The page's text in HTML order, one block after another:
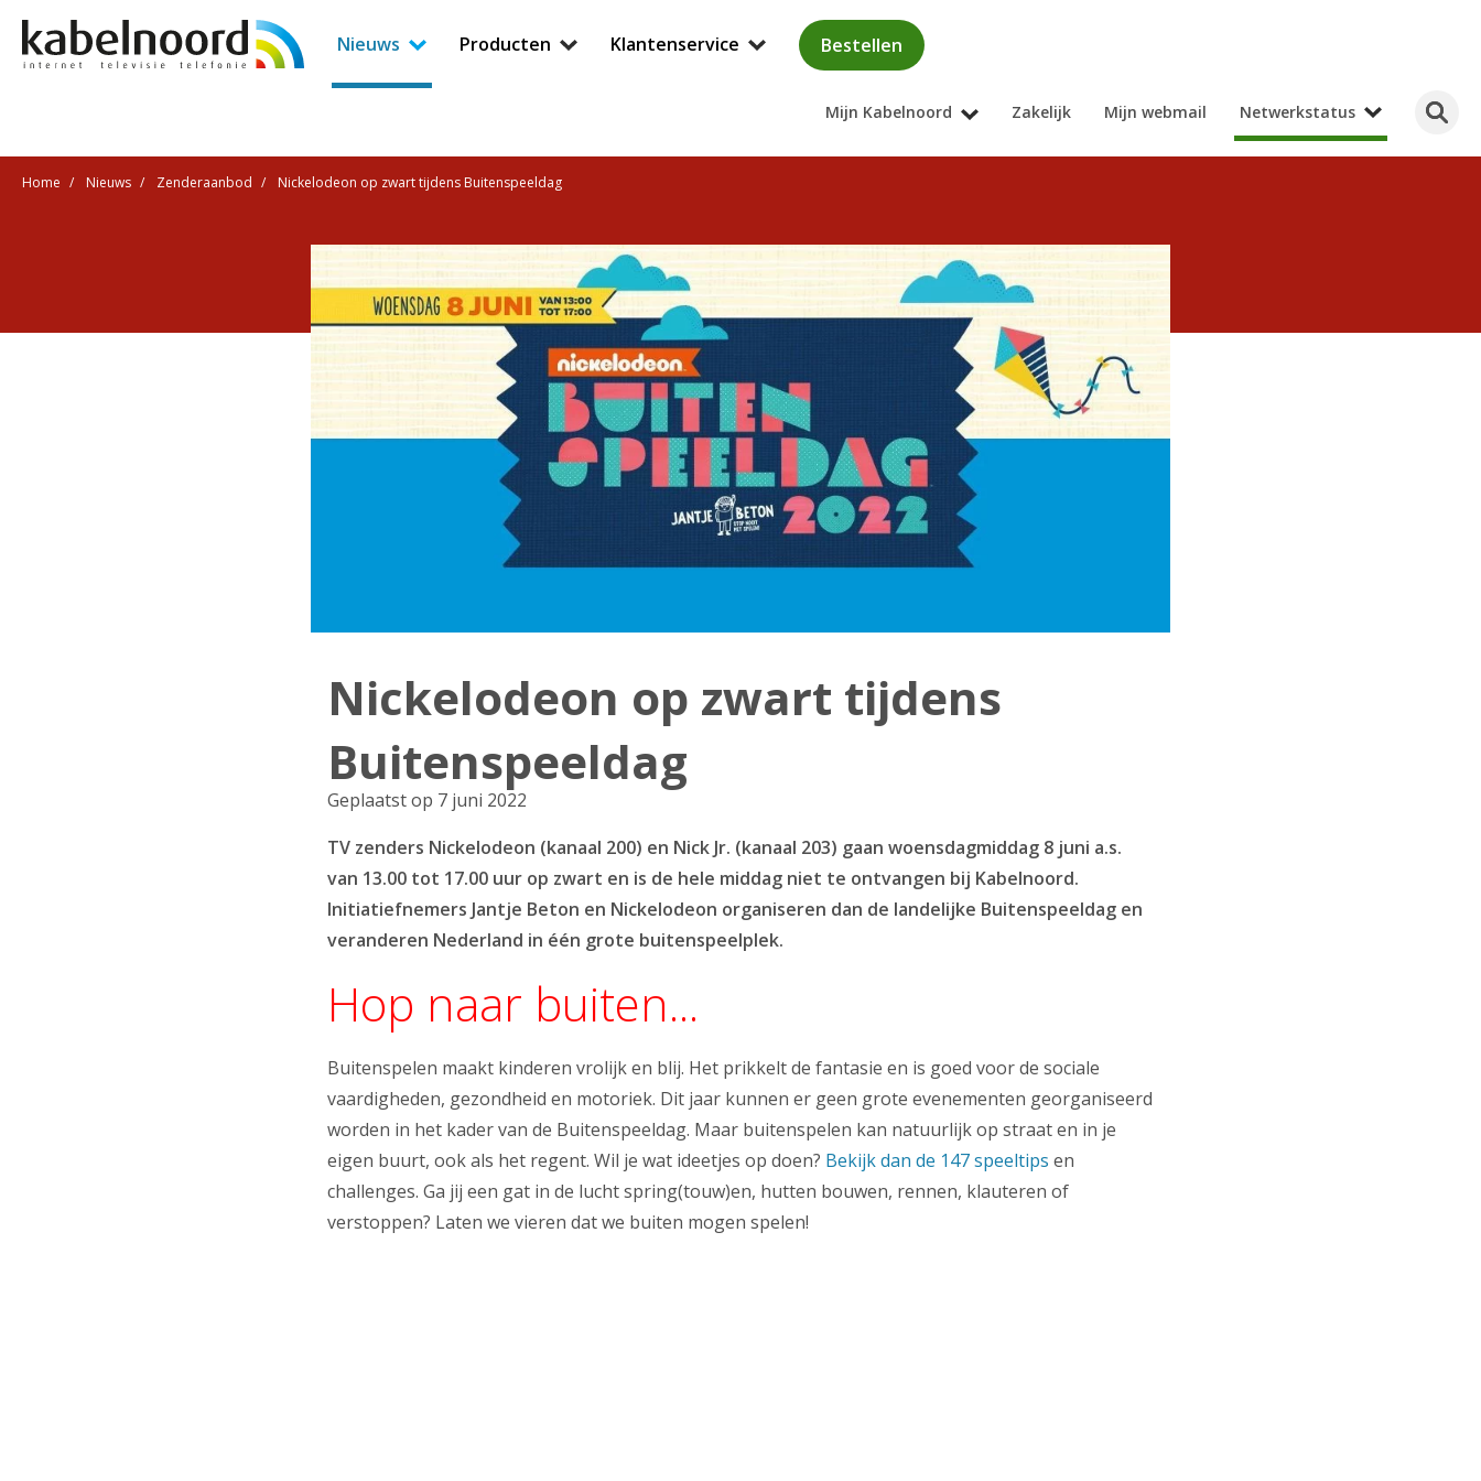
Nieuws Producten Klantenservice Bestellen
Mijn Kabelnoord Zakelijk Mijn webmail Netwerkstatus
Home Nieuws Zenderaanbod Nickelodeon op zwart tijdens Buitenspeeldag
Nickelodeon op zwart tijdens
Buitenspeeldag
Geplaatst op 7 juni 2022
TV zenders Nickelodeon (kanaal 200) en Nick Jr. (kanaal 203) gaan woensdagmiddag 8 juni a.s.
van 13.00 tot 17.00 uur op zwart en is de hele middag niet te ontvangen bij Kabelnoord.
Initiatiefnemers Jantje Beton en Nickelodeon organiseren dan de landelijke Buitenspeeldag en
veranderen Nederland in één grote buitenspeelplek.
Hop naar buiten...
Buitenspelen maakt kinderen vrolijk en blij. Het prikkelt de fantasie en is goed voor de sociale
vaardigheden, gezondheid en motoriek. Dit jaar kunnen er geen grote evenementen georganiseerd
worden in het kader van de Buitenspeeldag. Maar buitenspelen kan natuurlijk op straat en in je
eigen buurt, ook als het regent. Wil je wat ideetjes op doen? Bekijk dan de 147 speeltips en
challenges. Ga jij een gat in de lucht spring(touw)en, hutten bouwen, rennen, klauteren of
verstoppen? Laten we vieren dat we buiten mogen spelen!